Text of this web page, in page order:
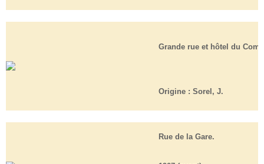
Grande rue et hôtel du
Origine : Sorel, J.
Rue de la Gare.